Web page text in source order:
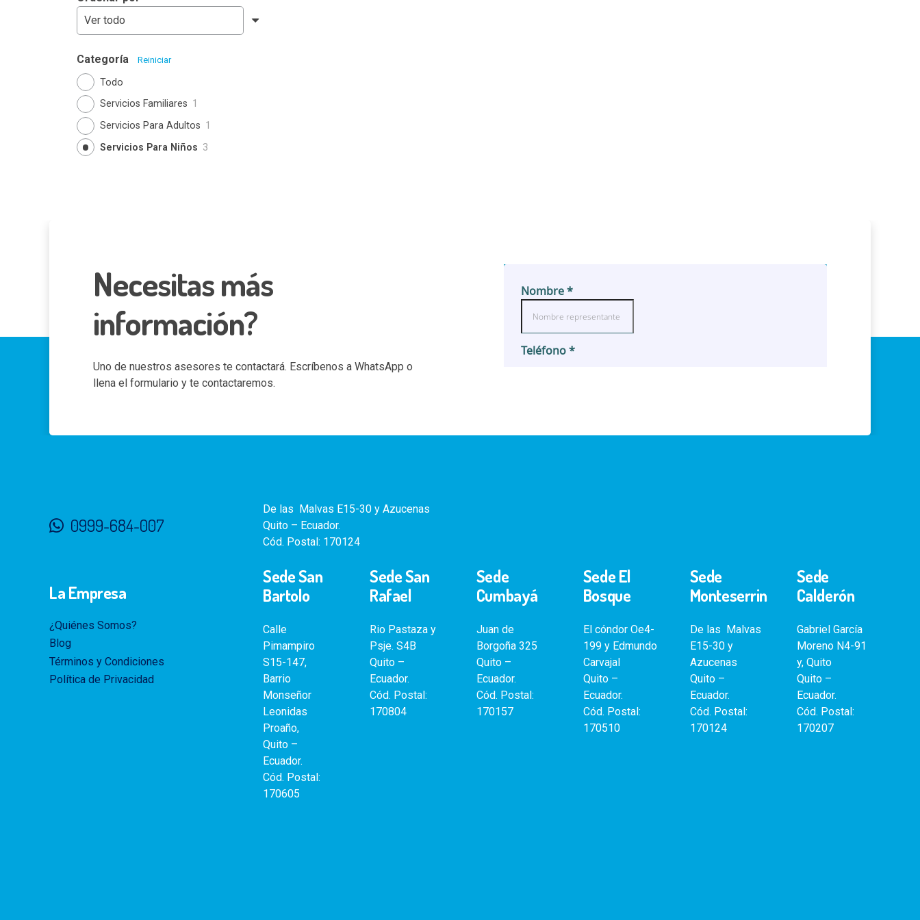
Categoría Reiniciar
Todo
Servicios Familiares 1
Servicios Para Adultos 1
Servicios Para Niños 3
Necesitas más
información?
Uno de nuestros asesores te contactará. Escríbenos a WhatsApp o
llena el formulario y te contactaremos.
0999-684-007
La Empresa
¿Quiénes Somos?
Blog
Términos y Condiciones
Política de Privacidad
De las Malvas E15-30 y Azucenas
Quito – Ecuador.
Cód. Postal: 170124
Sede San
Bartolo
Calle
Pimampiro
S15-147,
Barrio
Monseñor
Leonidas
Proaño,
Quito –
Ecuador.
Cód. Postal:
170605
Sede San
Rafael
Rio Pastaza y
Psje. S4B
Quito –
Ecuador.
Cód. Postal:
170804
Sede
Cumbayá
Juan de
Borgoña 325
Quito –
Ecuador.
Cód. Postal:
170157
Sede El
Bosque
El cóndor Oe4-
199 y Edmundo
Carvajal
Quito –
Ecuador.
Cód. Postal:
170510
Sede
Monteserrin
De las Malvas
E15-30 y
Azucenas
Quito –
Ecuador.
Cód. Postal:
170124
Sede
Calderón
Gabriel García
Moreno N4-91
y, Quito
Quito –
Ecuador.
Cód. Postal:
170207